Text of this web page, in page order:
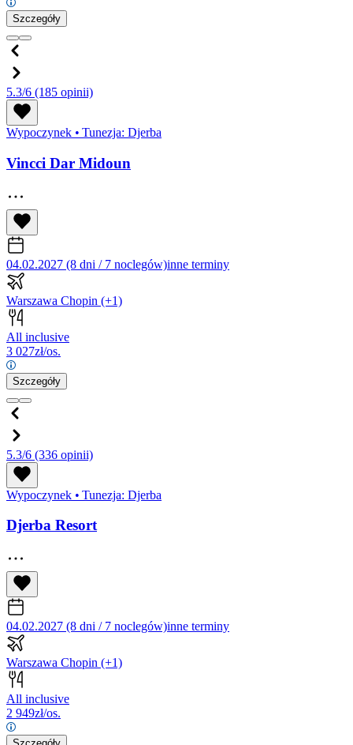
Szczegóły
5.3/6 (185 opinii)
Wypoczynek • Tunezja: Djerba
Vincci Dar Midoun
04.02.2027 (8 dni / 7 noclegów)inne terminy
Warszawa Chopin (+1)
All inclusive
3 027zł/os.
Szczegóły
5.3/6 (336 opinii)
Wypoczynek • Tunezja: Djerba
Djerba Resort
04.02.2027 (8 dni / 7 noclegów)inne terminy
Warszawa Chopin (+1)
All inclusive
2 949zł/os.